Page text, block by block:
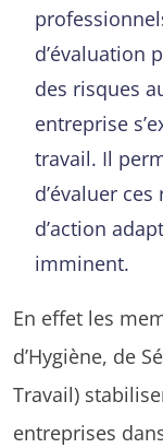
d’évaluation
des risques
entreprise
travail. Il
d’évaluer
d’action
imminent.
En effet les
d’Hygiène, de
Travail)
entreprises